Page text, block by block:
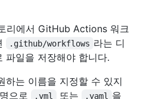
리에서 GitHub Actions 워크
.github/workflows 라는 디
파일을 저장해야 합니다.
하는 이름을 지정할 수 있지
으로
.yml 또는 .yaml
을